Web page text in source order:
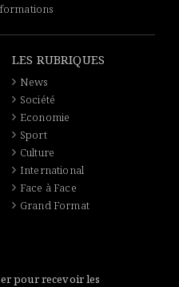
LES RUBRIQUES
News
Société
Economie
Sport
Culture
International
Face à Face
Grand Format
pour recevoir les